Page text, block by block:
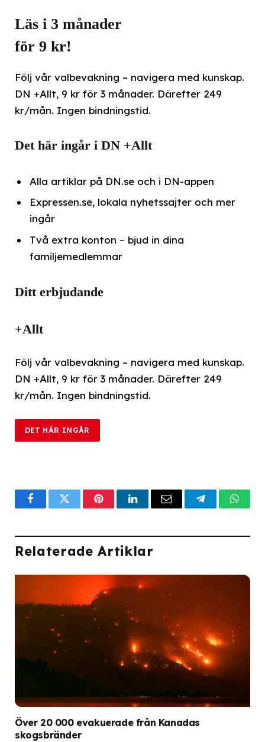
Läs i 3 månader
för 9 kr!
Följ vår valbevakning – navigera med kunskap.
DN +Allt, 9 kr för 3 månader. Därefter 249
kr/mån. Ingen bindningstid.
Det här ingår i DN +Allt
Alla artiklar på DN.se och i DN-appen
Expressen.se, lokala nyhetssajter och mer
ingår
Två extra konton – bjud in dina
familjemedlemmar
Ditt erbjudande
+Allt
Följ vår valbevakning – navigera med kunskap.
DN +Allt, 9 kr för 3 månader. Därefter 249
kr/mån. Ingen bindningstid.
DET HÄR INGÅR
FacebookTwitterPinterestLinkedInEmail Telegram
Relaterade Artiklar
Över 20 000 evakuerade från Kanadas
skogsbränder